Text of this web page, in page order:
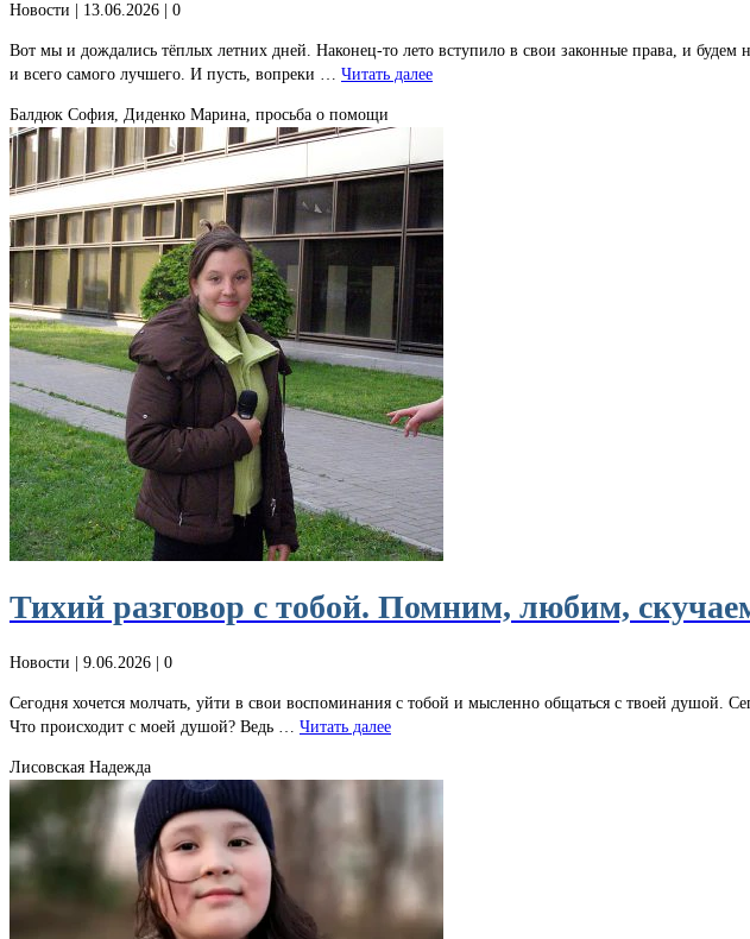
Новости | 13.06.2026 | 0
Вот мы и дождались тёплых летних дней. Наконец-то лето вступило в свои законные права, и
и всего самого лучшего. И пусть, вопреки … Читать далее
Балдюк София, Диденко Марина, просьба о помощи
Тихий разговор с тобой. Помним, любим,
Новости | 9.06.2026 | 0
Сегодня хочется молчать, уйти в свои воспоминания с тобой и мысленно общаться с твоей душой.
Что происходит с моей душой? Ведь … Читать далее
Лисовская Надежда